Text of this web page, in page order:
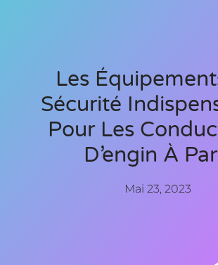
Les
Sécurité
Pour Les
D’engin À
Mai 23, 2023